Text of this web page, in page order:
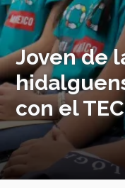
Joven de
con el